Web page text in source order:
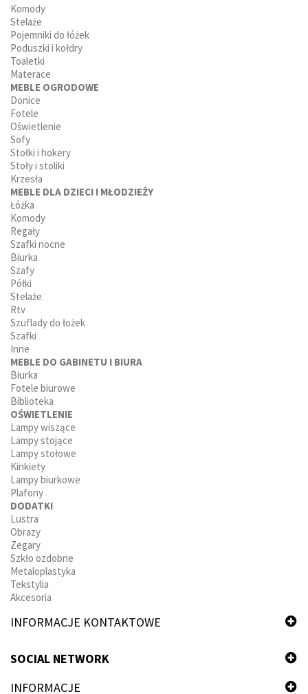
Komody
Stelaże
Pojemniki do łóżek
Poduszki i kołdry
Toaletki
Materace
MEBLE OGRODOWE
Donice
Fotele
Oświetlenie
Sofy
Stołki i hokery
Stoły i stoliki
Krzesła
MEBLE DLA DZIECI I MŁODZIEŻY
Łóżka
Komody
Regały
Szafki nocne
Biurka
Szafy
Półki
Stelaże
Rtv
Szuflady do łożek
Szafki
Inne
MEBLE DO GABINETU I BIURA
Biurka
Fotele biurowe
Biblioteka
OŚWIETLENIE
Lampy wiszące
Lampy stojące
Lampy stołowe
Kinkiety
Lampy biurkowe
Plafony
DODATKI
Lustra
Obrazy
Zegary
Szkło ozdobne
Metaloplastyka
Tekstylia
Akcesoria
INFORMACJE KONTAKTOWE
SOCIAL NETWORK
INFORMACJE